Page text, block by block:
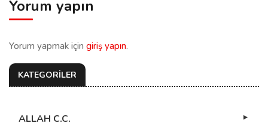
Yorum yapın
Yorum yapmak için giriş yapın.
KATEGORİLER
ALLAH C.C.